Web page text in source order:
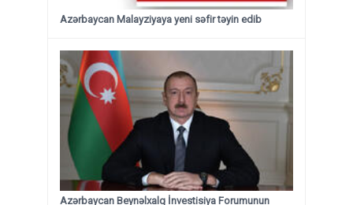
Azərbaycan Malayziyaya yeni səfir təyin edib
Azərbaycan Beynəlxalq İnvestisiya Forumunun